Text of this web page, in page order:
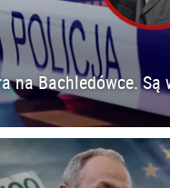
na Bachledówce. Są